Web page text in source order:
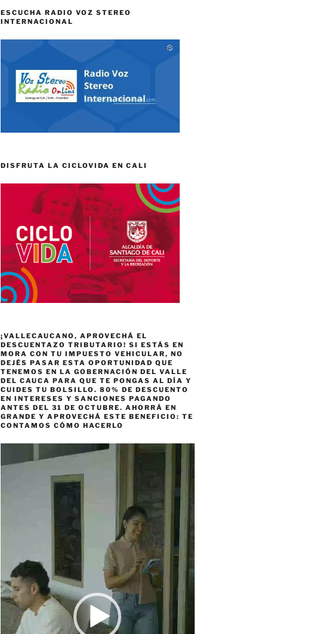
ESCUCHA RADIO VOZ STEREO
INTERNACIONAL
DISFRUTA LA CICLOVIDA EN CALI
¡VALLECAUCANO, APROVECHÁ EL
DESCUENTAZO TRIBUTARIO! SI ESTÁS EN
MORA CON TU IMPUESTO VEHICULAR, NO
DEJÉS PASAR ESTA OPORTUNIDAD QUE
TENEMOS EN LA GOBERNACIÓN DEL VALLE
DEL CAUCA PARA QUE TE PONGAS AL DÍA Y
CUIDES TU BOLSILLO. 80% DE DESCUENTO
EN INTERESES Y SANCIONES PAGANDO
ANTES DEL 31 DE OCTUBRE. AHORRÁ EN
GRANDE Y APROVECHÁ ESTE BENEFICIO: TE
CONTAMOS CÓMO HACERLO
de